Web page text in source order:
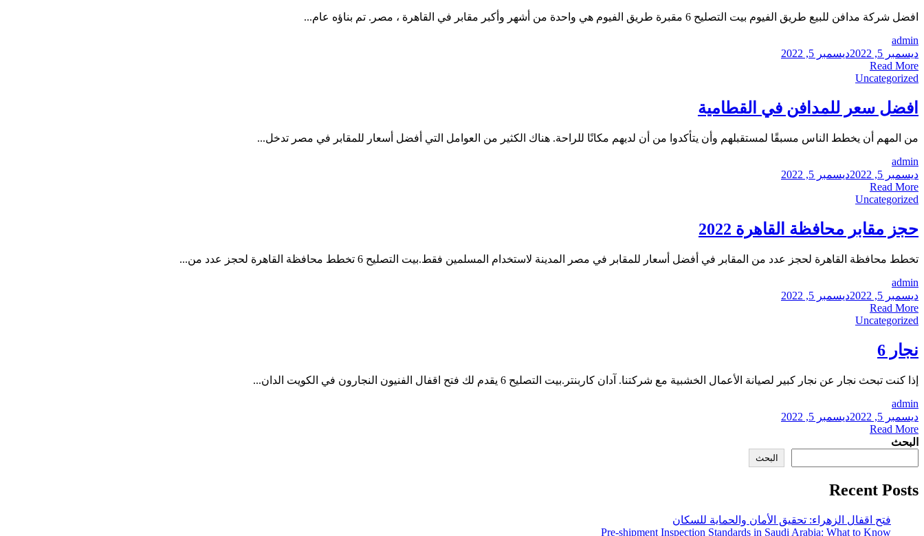
افضل شركة مدافن للبيع طريق الفيوم بيت التصليح 6 مقبرة طريق الفيوم هي واحدة من أشهر وأكبر مقابر في القاهرة ، مصر. تم بناؤه عام...
admin
ديسمبر 5, 2022
ديسمبر 5, 2022
Read More
Uncategorized
افضل سعر للمدافن في القطامية
من المهم أن يخطط الناس مسبقًا لمستقبلهم وأن يتأكدوا من أن لديهم مكانًا للراحة. هناك الكثير من العوامل التي أفضل أسعار للمقابر في مصر تدخل...
admin
ديسمبر 5, 2022
ديسمبر 5, 2022
Read More
Uncategorized
حجز مقابر محافظة القاهرة 2022
تخطط محافظة القاهرة لحجز عدد من المقابر في أفضل أسعار للمقابر في مصر المدينة لاستخدام المسلمين فقط.بيت التصليح 6 تخطط محافظة القاهرة لحجز عدد من...
admin
ديسمبر 5, 2022
ديسمبر 5, 2022
Read More
Uncategorized
نجار 6
إذا كنت تبحث نجار عن نجار كبير لصيانة الأعمال الخشبية مع شركتنا. آدان كاربنتر.بيت التصليح 6 يقدم لك فتح اقفال الفنيون النجارون في الكويت الدان...
admin
ديسمبر 5, 2022
ديسمبر 5, 2022
Read More
البحث
البحث
Recent Posts
فتح اقفال الزهراء: تحقيق الأمان والحماية للسكان
Pre-shipment Inspection Standards in Saudi Arabia: What to Know